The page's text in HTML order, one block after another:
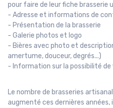
pour faire de leur fiche brasserie
- Adresse et informations de
- Présentation de la brasserie
- Galerie photos et logo
- Bières avec photo et
amertume, douceur, degrés...)
- Information sur la possibilité de
Le nombre de brasseries
augmenté ces dernières années,